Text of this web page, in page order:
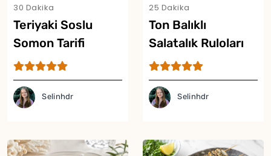
30 Dakika
Teriyaki Soslu
Somon Tarifi
Selinhdr
25 Dakika
Ton Balıklı
Salatalık Ruloları
Tarifi
Selinhdr